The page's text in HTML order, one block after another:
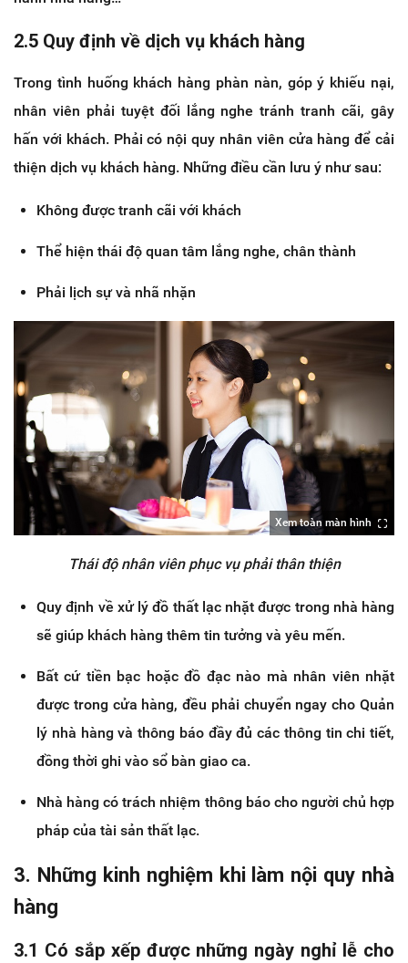
2.5 Quy định về dịch vụ khách hàng
Trong tình huống khách hàng phàn nàn, góp ý khiếu nại,
nhân viên phải tuyệt đối lắng nghe tránh tranh cãi, gây
hấn với khách. Phải có nội quy nhân viên cửa hàng để cải
thiện dịch vụ khách hàng. Những điều cần lưu ý như sau:
Không được tranh cãi với khách
Thể hiện thái độ quan tâm lắng nghe, chân thành
Phải lịch sự và nhã nhặn
Xem toàn màn hình
Thái độ nhân viên phục vụ phải thân thiện
Quy định về xử lý đồ thất lạc nhặt được trong nhà hàng
sẽ giúp khách hàng thêm tin tưởng và yêu mến.
Bất cứ tiền bạc hoặc đồ đạc nào mà nhân viên nhặt
được trong cửa hàng, đều phải chuyển ngay cho Quản
lý nhà hàng và thông báo đầy đủ các thông tin chi tiết,
đồng thời ghi vào sổ bàn giao ca.
Nhà hàng có trách nhiệm thông báo cho người chủ hợp
pháp của tài sản thất lạc.
3. Những kinh nghiệm khi làm nội quy nhà
hàng
3.1 Có sắp xếp được những ngày nghỉ lễ cho